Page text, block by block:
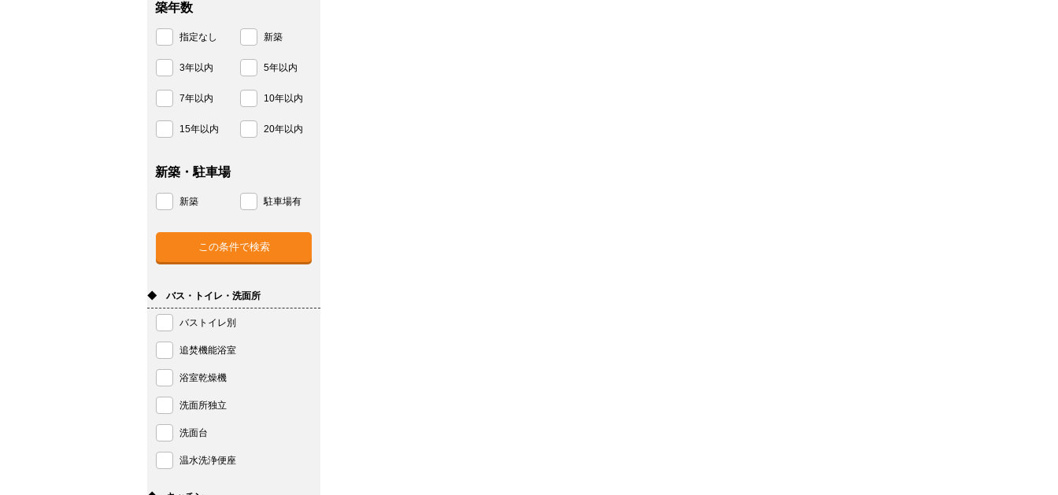
築年数
指定なし 新築
3年以内 5年以内
7年以内 10年以内
15年以内 20年以内
新築・駐車場
新築 駐車場有
◆ バス・トイレ・洗面所
バストイレ別
追焚機能浴室
浴室乾燥機
洗面所独立
洗面台
温水洗浄便座